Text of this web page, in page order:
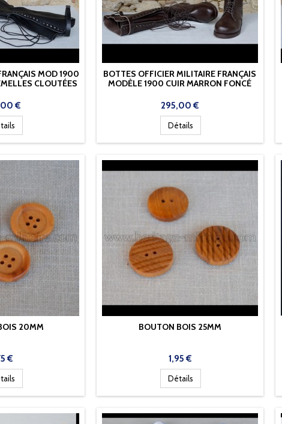
MOD 1900
CLOUTÉES
€
BOTTES OFFICIER MILITAIRE FRANÇAIS
MODÈLE 1900 CUIR MARRON FONCÉ
Prix
295,00 €
Détails
20MM
€
BOUTON BOIS 25MM
Prix
1,95 €
Détails